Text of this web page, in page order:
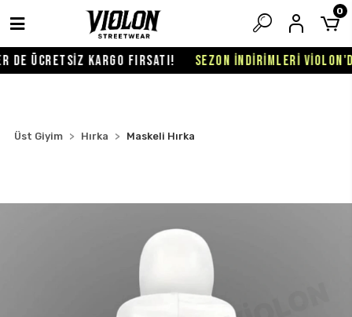
ÜCRETSİZ KARGO FIRSATI! SEZON İNDİRİMLERİ
0
Üst Giyim Hırka Maskeli Hırka